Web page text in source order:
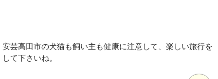
安芸高田市の犬猫も飼い主も健康に注意して、楽しい旅行を
して下さいね。